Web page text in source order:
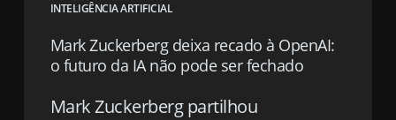
INTELIGÊNCIA ARTIFICIAL
Mark Zuckerberg deixa recado à OpenAI:
o futuro da IA não pode ser fechado
Mark Zuckerberg partilhou